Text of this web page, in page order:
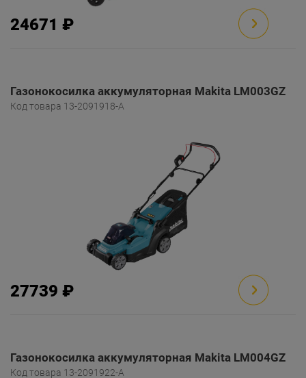
24671 ₽
Газонокосилка аккумуляторная Makita LM003GZ
Код товара 13-2091918-A
27739 ₽
Газонокосилка аккумуляторная Makita LM004GZ
Код товара 13-2091922-A